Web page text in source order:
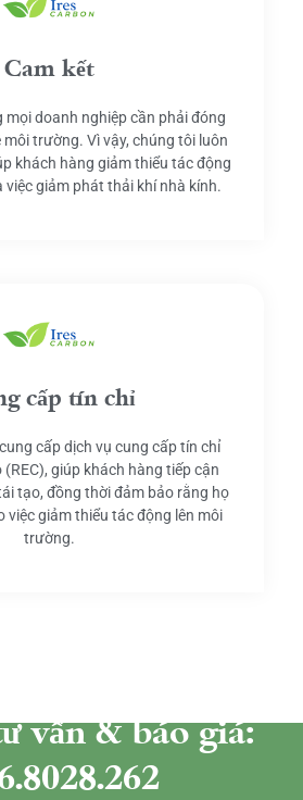
Cam kết
mọi doanh nghiệp cần phải đóng
môi trường. Vì vậy, chúng tôi luôn
khách hàng giảm thiểu tác động
việc giảm phát thải khí nhà kính.
cấp tín chỉ
cấp dịch vụ cung cấp tín chỉ
giúp khách hàng tiếp cận
tạo, đồng thời đảm bảo rằng họ
việc giảm thiểu tác động lên môi
trường.
vấn & báo giá: